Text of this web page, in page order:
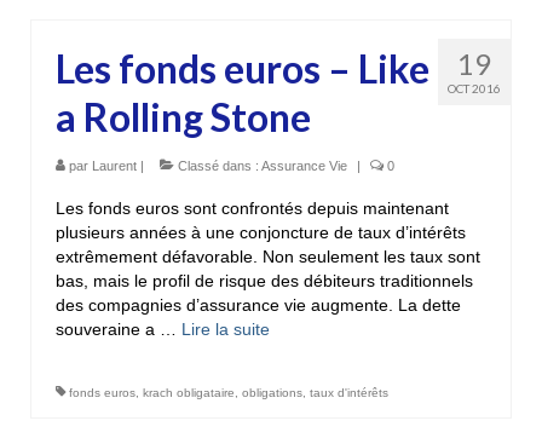
19
OCT 2016
Les fonds euros – Like
a Rolling Stone
par Laurent | Classé dans : Assurance Vie | 0
Les fonds euros sont confrontés depuis maintenant
plusieurs années à une conjoncture de taux d’intérêts
extrêmement défavorable. Non seulement les taux sont
bas, mais le profil de risque des débiteurs traditionnels
des compagnies d’assurance vie augmente. La dette
souveraine a … Lire la suite­­
fonds euros krach obligataire obligations taux d'intérêts